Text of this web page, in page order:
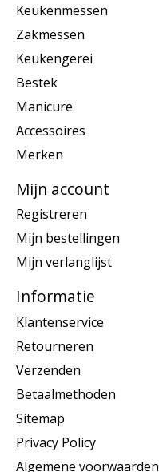
Keukenmessen
Zakmessen
Keukengerei
Bestek
Manicure
Accessoires
Merken
Mijn account
Registreren
Mijn bestellingen
Mijn verlanglijst
Informatie
Klantenservice
Retourneren
Verzenden
Betaalmethoden
Sitemap
Privacy Policy
Algemene voorwaarden